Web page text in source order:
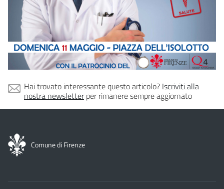
Hai trovato interessante questo articolo? Iscriviti alla
nostra newsletterper rimanere sempre aggiornato
Comune di Firenze